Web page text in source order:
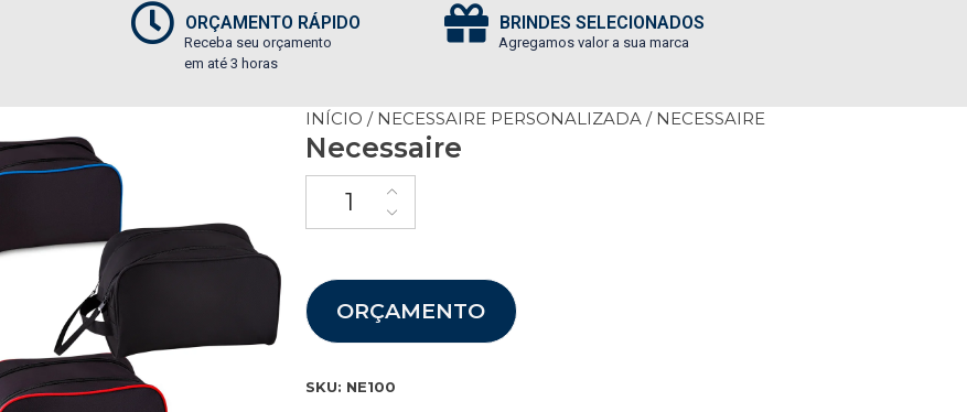
ORÇAMENTO RÁPIDO
Receba seu orçamento
em até 3 horas
BRINDES SELECIONADOS
Agregamos valor a sua marca
INÍCIO / NECESSAIRE PERSONALIZADA / NECESSAIRE
Necessaire
ORÇAMENTO
SKU: NE100